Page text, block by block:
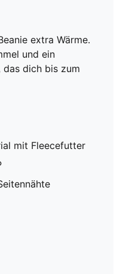
extra Wärme.
und ein
das dich bis zum
mit Fleecefutter